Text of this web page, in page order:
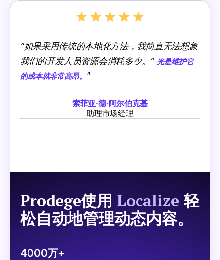
“如果采用传统的本地化方法，我简直无法想象
我们的开发人员资源会消耗多少。” 光是维护它
的成本就非常高昂。 "
索菲亚·德·阿尔伯克基
助理市场经理
Prodege使用 Localize 轻
松自动地管理动态内容。
4000万+